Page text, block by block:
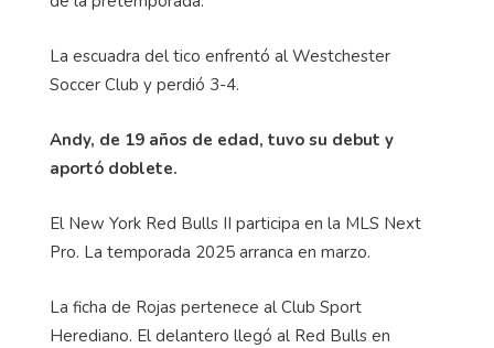
La escuadra del tico enfrentó al Westchester
Soccer Club y perdió 3-4.
Andy, de 19 años de edad, tuvo su debut y
aportó doblete.
El New York Red Bulls II participa en la MLS Next
Pro. La temporada 2025 arranca en marzo.
La ficha de Rojas pertenece al Club Sport
Herediano. El delantero llegó al Red Bulls en